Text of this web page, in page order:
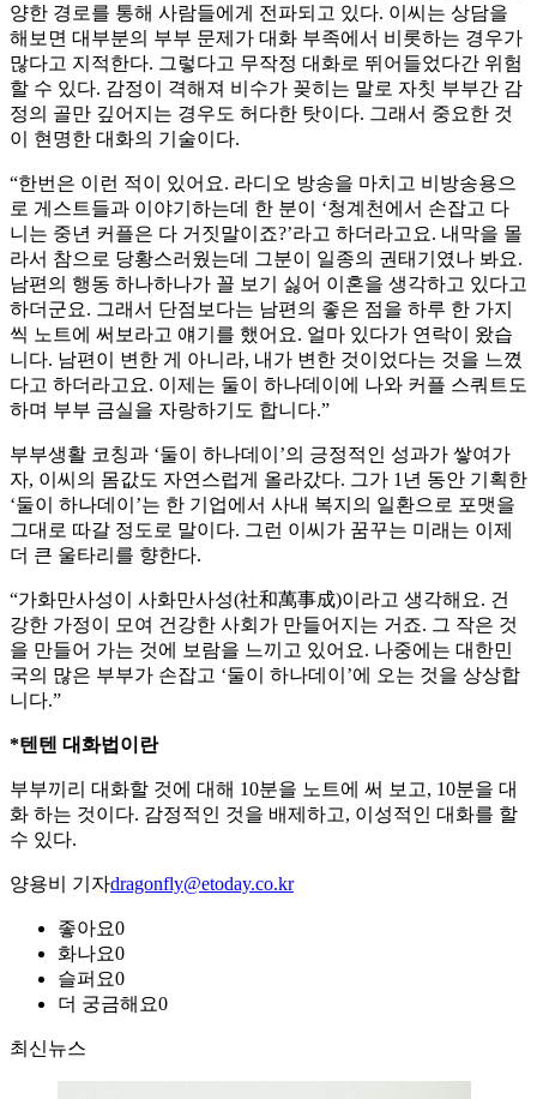
양한 경로를 통해 사람들에게 전파되고 있다. 이씨는 상담을
해보면 대부분의 부부 문제가 대화 부족에서 비롯하는 경우가
많다고 지적한다. 그렇다고 무작정 대화로 뛰어들었다간 위험
할 수 있다. 감정이 격해져 비수가 꽂히는 말로 자칫 부부간 감
정의 골만 깊어지는 경우도 허다한 탓이다. 그래서 중요한 것
이 현명한 대화의 기술이다.
“한번은 이런 적이 있어요. 라디오 방송을 마치고 비방송용으
로 게스트들과 이야기하는데 한 분이 ‘청계천에서 손잡고 다
니는 중년 커플은 다 거짓말이죠?’라고 하더라고요. 내막을 몰
라서 참으로 당황스러웠는데 그분이 일종의 권태기였나 봐요.
남편의 행동 하나하나가 꼴 보기 싫어 이혼을 생각하고 있다고
하더군요. 그래서 단점보다는 남편의 좋은 점을 하루 한 가지
씩 노트에 써보라고 얘기를 했어요. 얼마 있다가 연락이 왔습
니다. 남편이 변한 게 아니라, 내가 변한 것이었다는 것을 느꼈
다고 하더라고요. 이제는 둘이 하나데이에 나와 커플 스쿼트도
하며 부부 금실을 자랑하기도 합니다.”
부부생활 코칭과 ‘둘이 하나데이’의 긍정적인 성과가 쌓여가
자, 이씨의 몸값도 자연스럽게 올라갔다. 그가 1년 동안 기획한
‘둘이 하나데이’는 한 기업에서 사내 복지의 일환으로 포맷을
그대로 따갈 정도로 말이다. 그런 이씨가 꿈꾸는 미래는 이제
더 큰 울타리를 향한다.
“가화만사성이 사화만사성(社和萬事成)이라고 생각해요. 건
강한 가정이 모여 건강한 사회가 만들어지는 거죠. 그 작은 것
을 만들어 가는 것에 보람을 느끼고 있어요. 나중에는 대한민
국의 많은 부부가 손잡고 ‘둘이 하나데이’에 오는 것을 상상합
니다.”
*텐텐 대화법이란
부부끼리 대화할 것에 대해 10분을 노트에 써 보고, 10분을 대
화 하는 것이다. 감정적인 것을 배제하고, 이성적인 대화를 할
수 있다.
양용비 기자dragonfly@etoday.co.kr
좋아요0
화나요0
슬퍼요0
더 궁금해요0
최신뉴스